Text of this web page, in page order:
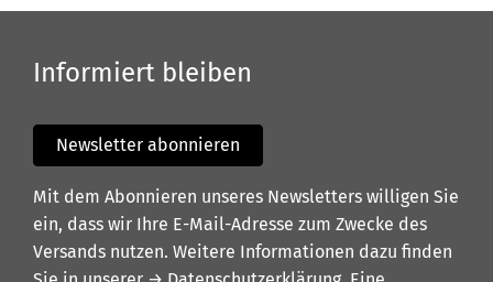
Informiert bleiben
Newsletter abonnieren
Mit dem Abonnieren unseres Newsletters willigen Sie
ein, dass wir Ihre E-Mail-Adresse zum Zwecke des
Versands nutzen. Weitere Informationen dazu finden